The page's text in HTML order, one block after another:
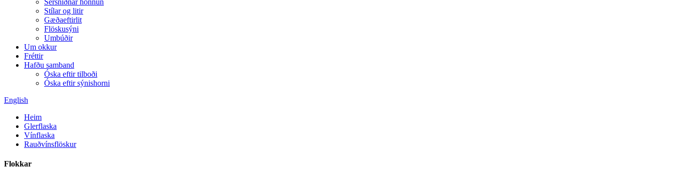
Sérsniðnar hönnun
Stílar og litir
Gæðaeftirlit
Flöskusýni
Umbúðir
Um okkur
Fréttir
Hafðu samband
Óska eftir tilboði
Óska eftir sýnishorni
English
Heim
Glerflaska
Vínflaska
Rauðvínsflöskur
Flokkar